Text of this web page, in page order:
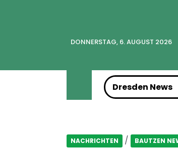
DONNERSTAG, 6. AUGUST 2026
Dresden News
NACHRICHTEN / BAUTZEN